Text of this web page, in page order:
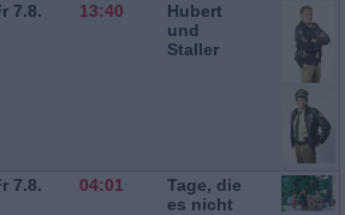
7.8. 13:40
Hubert
und
Staller
7.8. 04:01
Tage, die
es nicht